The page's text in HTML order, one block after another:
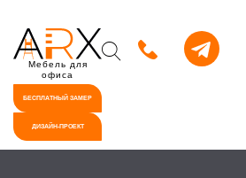
Мебель для
офиса
БЕСПЛАТНЫЙ ЗАМЕР
ДИЗАЙН-ПРОЕКТ